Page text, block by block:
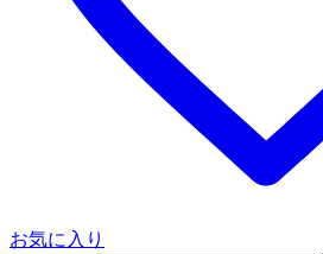
お気に入り